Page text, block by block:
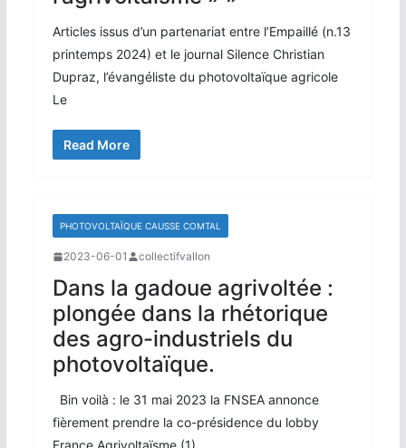
Articles issus d’un partenariat entre l’Empaillé (n.13
printemps 2024) et le journal Silence Christian
Dupraz, l’évangéliste du photovoltaïque agricole
Le
Read More
PHOTOVOLTAÏQUE CAUSSE COMTAL
2023-06-01 collectifvallon
Dans la gadoue agrivoltée :
plongée dans la rhétorique
des agro-industriels du
photovoltaïque.
Bin voilà : le 31 mai 2023 la FNSEA annonce
fièrement prendre la co-présidence du lobby
France Agrivoltaïsme (1).